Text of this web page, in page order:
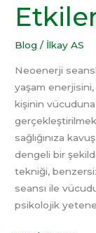
Blog / İlkay AS
Neoenerji
yaşam enerjisini,
kişinin
sağlığınıza
dengeli bir
tekniği,
seansı ile
psikolojik
Etkileri